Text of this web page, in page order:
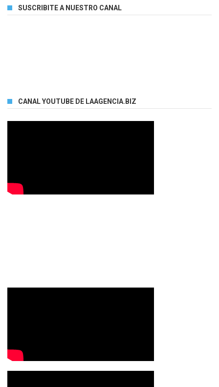
SUSCRIBITE A NUESTRO CANAL
CANAL YOUTUBE DE LAAGENCIA.BIZ